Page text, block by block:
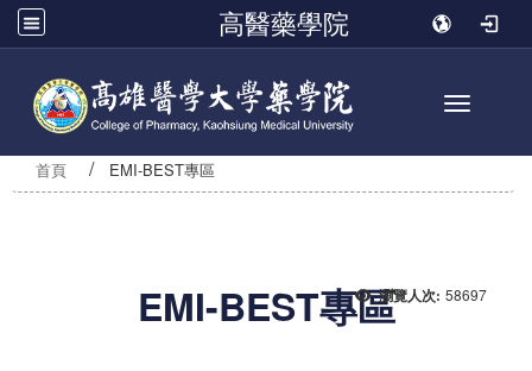
高醫藥學院
Toggle
首頁 EMI-BEST專區
瀏覽人次: 58697
EMI-BEST專區